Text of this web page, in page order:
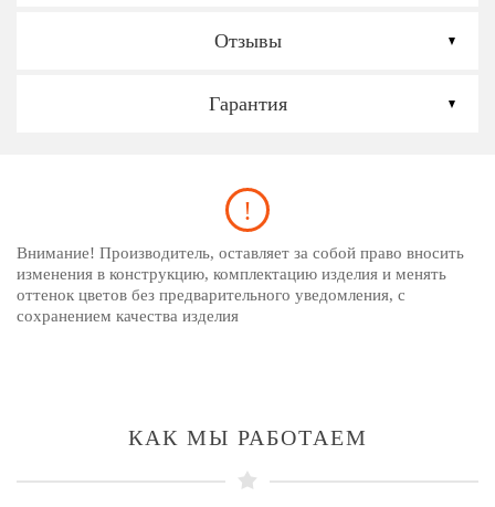
Отзывы
Гарантия
Внимание! Производитель, оставляет за собой право вносить
изменения в конструкцию, комплектацию изделия и менять
оттенок цветов без предварительного уведомления, с
сохранением качества изделия
КАК МЫ РАБОТАЕМ